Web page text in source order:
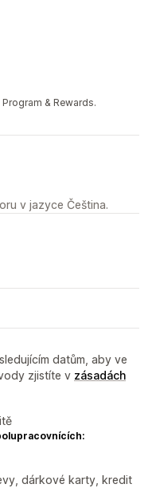
& Rewards.
v jazyce Čeština.
datům, aby ve
zjistíte v zásadách
dárkové karty, kredit